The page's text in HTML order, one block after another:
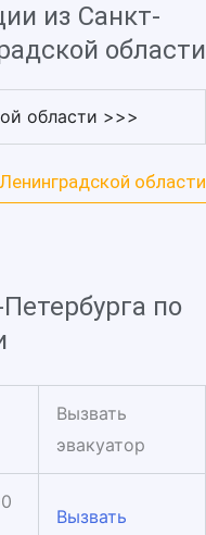
из Санкт-
области
области >>>
области
по
Вызвать
эвакуатор
Вызвать